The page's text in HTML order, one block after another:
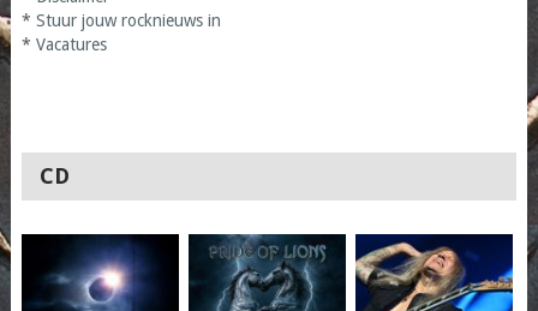
* Stuur jouw rocknieuws in
* Vacatures
CD